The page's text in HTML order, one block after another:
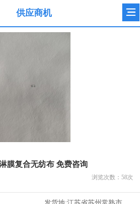
供应商机
膜复合无纺布 免费咨询
浏览次数： 58次